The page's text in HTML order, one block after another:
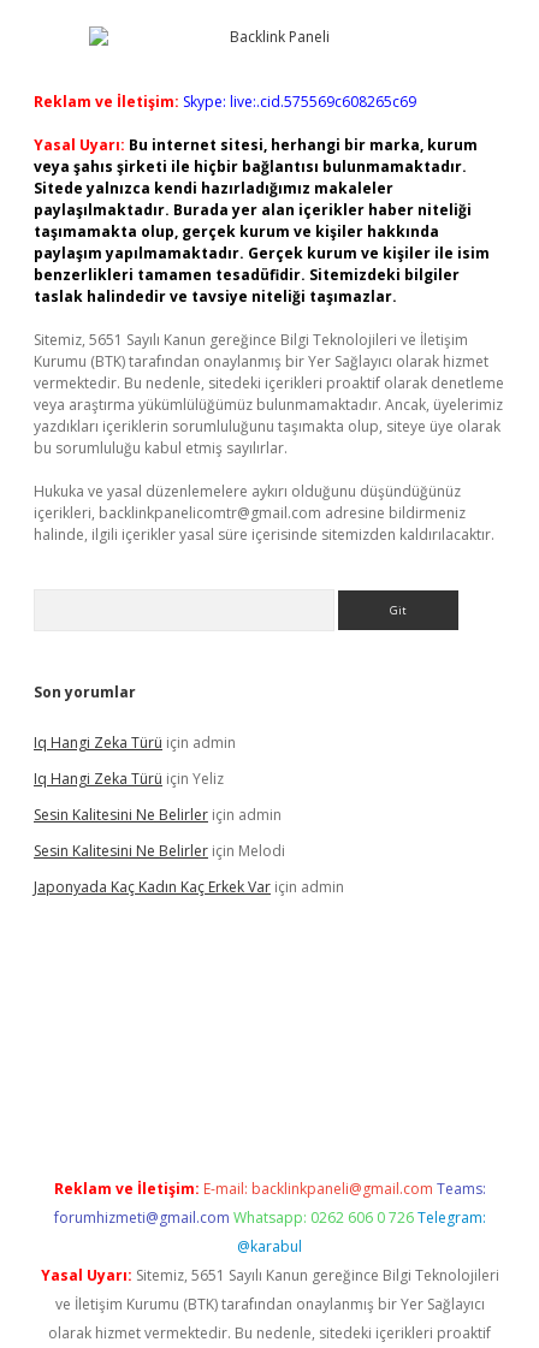
Reklam ve İletişim: Skype: live:.cid.575569c608265c69
Yasal Uyarı: Bu internet sitesi, herhangi bir marka, kurum
veya şahıs şirketi ile hiçbir bağlantısı bulunmamaktadır.
Sitede yalnızca kendi hazırladığımız makaleler
paylaşılmaktadır. Burada yer alan içerikler haber niteliği
taşımamakta olup, gerçek kurum ve kişiler hakkında
paylaşım yapılmamaktadır. Gerçek kurum ve kişiler ile isim
benzerlikleri tamamen tesadüfidir. Sitemizdeki bilgiler
taslak halindedir ve tavsiye niteliği taşımazlar.
Sitemiz, 5651 Sayılı Kanun gereğince Bilgi Teknolojileri ve İletişim
Kurumu (BTK) tarafından onaylanmış bir Yer Sağlayıcı olarak hizmet
vermektedir. Bu nedenle, sitedeki içerikleri proaktif olarak denetleme
veya araştırma yükümlülüğümüz bulunmamaktadır. Ancak, üyelerimiz
yazdıkları içeriklerin sorumluluğunu taşımakta olup, siteye üye olarak
bu sorumluluğu kabul etmiş sayılırlar.
Hukuka ve yasal düzenlemelere aykırı olduğunu düşündüğünüz
içerikleri, backlinkpanelicomtr@gmail.com adresine bildirmeniz
halinde, ilgili içerikler yasal süre içerisinde sitemizden kaldırılacaktır.
Son yorumlar
Iq Hangi Zeka Türü için admin
Iq Hangi Zeka Türü için Yeliz
Sesin Kalitesini Ne Belirler için admin
Sesin Kalitesini Ne Belirler için Melodi
Japonyada Kaç Kadın Kaç Erkek Var için admin
Reklam ve İletişim: E-mail: backlinkpaneli@gmail.com Teams:
forumhizmeti@gmail.com Whatsapp: 0262 606 0 726 Telegram:
@karabul
Yasal Uyarı: Sitemiz, 5651 Sayılı Kanun gereğince Bilgi Teknolojileri
ve İletişim Kurumu (BTK) tarafından onaylanmış bir Yer Sağlayıcı
olarak hizmet vermektedir. Bu nedenle, sitedeki içerikleri proaktif